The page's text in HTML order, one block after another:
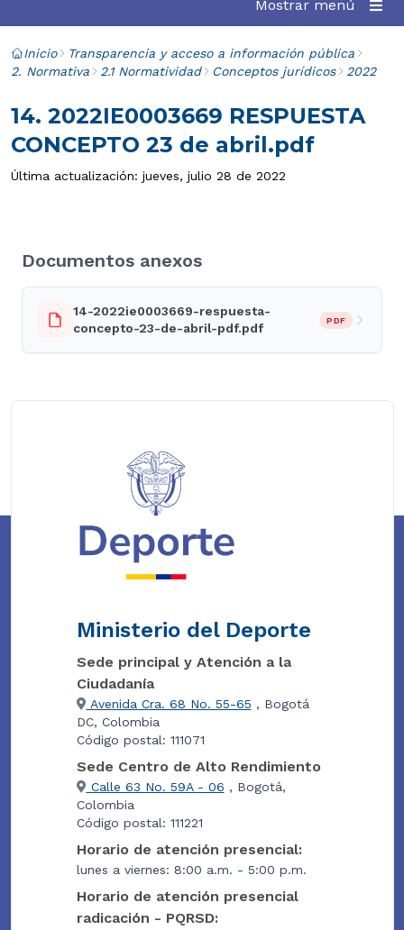
Mostrar menú
Inicio
Transparencia y acceso a información pública
2. Normativa
2.1 Normatividad Conceptos jurídicos 2022
14. 2022IE0003669 RESPUESTA
CONCEPTO 23 de abril.pdf
Última actualización: jueves, julio 28 de 2022
Documentos anexos
14-2022ie0003669-respuesta-
concepto-23-de-abril-pdf.pdf
PDF
Ministerio del Deporte
Sede principal y Atención a la
Ciudadanía
Avenida Cra. 68 No. 55-65 , Bogotá
DC, Colombia
Código postal: 111071
Sede Centro de Alto Rendimiento
Calle 63 No. 59A - 06 , Bogotá,
Colombia
Código postal: 111221
Horario de atención presencial:
lunes a viernes: 8:00 a.m. - 5:00 p.m.
Horario de atención presencial
radicación - PQRSD: